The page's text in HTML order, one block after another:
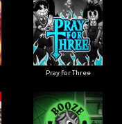
Pray for Three